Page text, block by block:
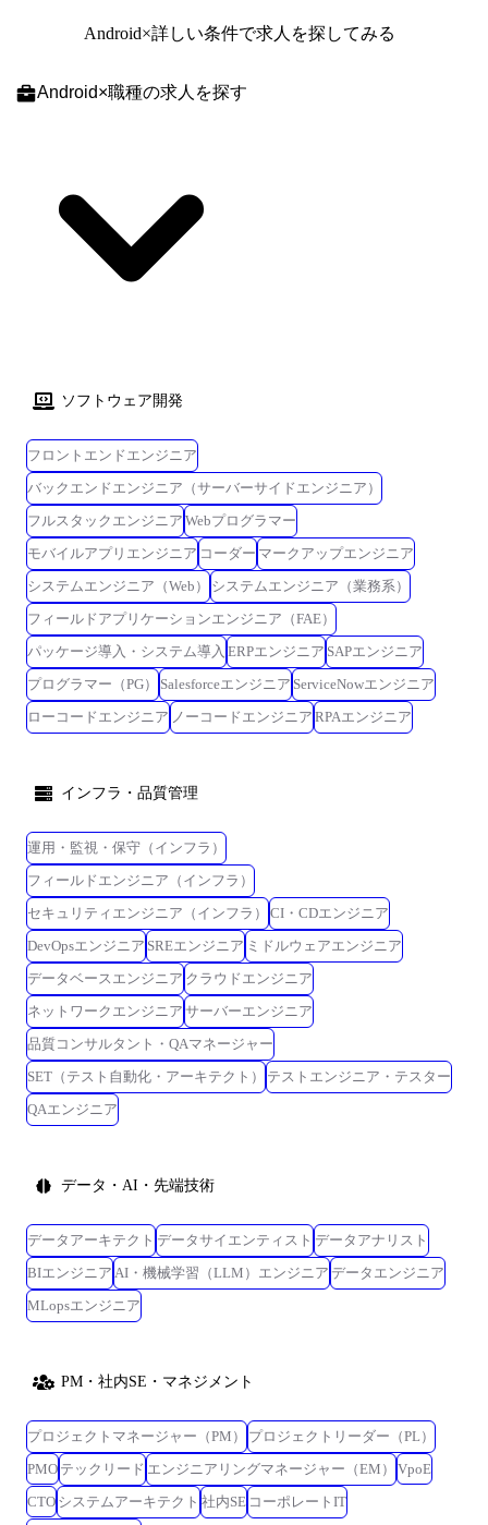
常が発生していないかを確認します。 ●ヘルプデスク/PCサポート業務
ます。 【環境例】 ・ネットワーク/LAN・WAN構築 ・セキュリティ/設
Tivoli ・千手 など、様々なプロジェクトが稼働しています。 スキルアッ
プやスキルチェンジ、リーダーやマネジメントへの挑戦、スペシャリス
トとしてのキャリアアップなど、ご希望をお聞かせください!
Android×詳しい条件で求人を探してみる
Android×職種の求人を探す
ソフトウェア開発
フロントエンドエンジニア
バックエンドエンジニア（サーバーサイドエンジニア）
フルスタックエンジニア Webプログラマー
モバイルアプリエンジニア コーダー マークアップエンジニア
システムエンジニア（Web）
システムエンジニア（業務系）
フィールドアプリケーションエンジニア（FAE）
パッケージ導入・システム導入 ERPエンジニア SAPエンジニア
プログラマー（PG）
Salesforceエンジニア ServiceNowエンジニア
ローコードエンジニア ノーコードエンジニア RPAエンジニア
インフラ・品質管理
運用・監視・保守（インフラ）
フィールドエンジニア（インフラ）
セキュリティエンジニア（インフラ）
CI・CDエンジニア
DevOpsエンジニア SREエンジニア ミドルウェアエンジニア
データベースエンジニア クラウドエンジニア
ネットワークエンジニア サーバーエンジニア
品質コンサルタント・QAマネージャー
SET（テスト自動化・アーキテクト）
テストエンジニア・テスター
QAエンジニア
データ・AI・先端技術
データアーキテクト データサイエンティスト データアナリスト
BIエンジニア AI・機械学習（LLM）エンジニア データエンジニア
MLopsエンジニア
PM・社内SE・マネジメント
プロジェクトマネージャー（PM）
プロジェクトリーダー（PL）
PMO テックリード エンジニアリングマネージャー（EM）
VpoE
CTO システムアーキテクト 社内SE コーポレートIT